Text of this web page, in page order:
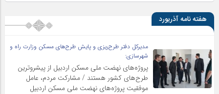
هفته نامه آذریورد
مدیرکل دفتر طرح‌ریزی و پایش طرح‌های مسکن وزارت راه و
شهرسازی:
پروژه‌های نهضت ملی مسکن اردبیل از پیشروترین
طرح‌های کشور هستند / مشارکت مردم، عامل
موفقیت پروژه‌های نهضت ملی مسکن اردبیل